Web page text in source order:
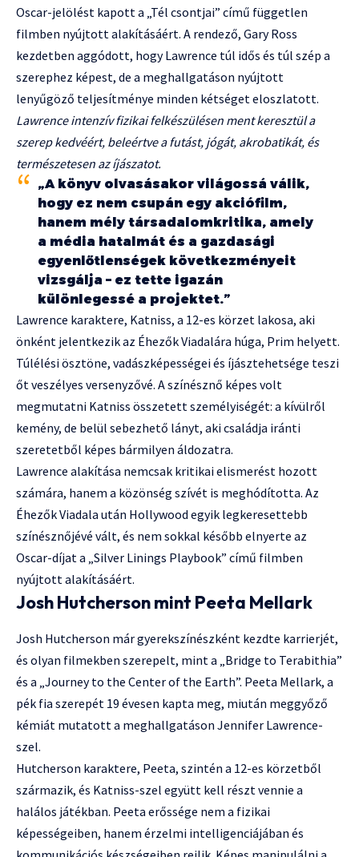
Oscar-jelölést kapott a „Tél csontjai” című független
filmben nyújtott alakításáért. A rendező, Gary Ross
kezdetben aggódott, hogy Lawrence túl idős és túl szép a
szerephez képest, de a meghallgatáson nyújtott
lenyűgöző teljesítménye minden kétséget eloszlatott.
Lawrence intenzív fizikai felkészülésen ment keresztül a
szerep kedvéért, beleértve a futást, jógát, akrobatikát, és
természetesen az íjászatot.
„A könyv olvasásakor világossá válik,
hogy ez nem csupán egy akciófilm,
hanem mély társadalomkritika, amely
a média hatalmát és a gazdasági
egyenlőtlenségek következményeit
vizsgálja – ez tette igazán
különlegessé a projektet.”
Lawrence karaktere, Katniss, a 12-es körzet lakosa, aki
önként jelentkezik az Éhezők Viadalára húga, Prim helyett.
Túlélési ösztöne, vadászképességei és íjásztehetsége teszi
őt veszélyes versenyzővé. A színésznő képes volt
megmutatni Katniss összetett személyiségét: a kívülről
kemény, de belül sebezhető lányt, aki családja iránti
szeretetből képes bármilyen áldozatra.
Lawrence alakítása nemcsak kritikai elismerést hozott
számára, hanem a közönség szívét is meghódította. Az
Éhezők Viadala után Hollywood egyik legkeresettebb
színésznőjévé vált, és nem sokkal később elnyerte az
Oscar-díjat a „Silver Linings Playbook” című filmben
nyújtott alakításáért.
Josh Hutcherson mint Peeta Mellark
Josh Hutcherson már gyerekszínészként kezdte karrierjét,
és olyan filmekben szerepelt, mint a „Bridge to Terabithia”
és a „Journey to the Center of the Earth”. Peeta Mellark, a
pék fia szerepét 19 évesen kapta meg, miután meggyőző
kémiát mutatott a meghallgatáson Jennifer Lawrence-
szel.
Hutcherson karaktere, Peeta, szintén a 12-es körzetből
származik, és Katniss-szel együtt kell részt vennie a
halálos játékban. Peeta erőssége nem a fizikai
képességeiben, hanem érzelmi intelligenciájában és